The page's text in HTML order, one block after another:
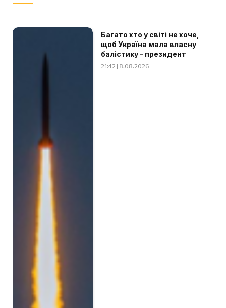
Багато хто у світі не хоче,
щоб Україна мала власну
балістику - президент
21:42 | 8.08.2026